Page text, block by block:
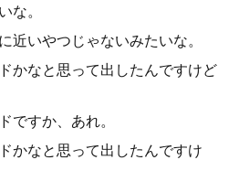
な。
近いやつじゃないみたいな。
かなと思って出したんですけど
ですか、あれ。
かなと思って出したんですけ